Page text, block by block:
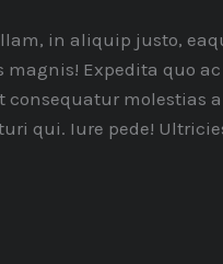
in aliquip justo,
Expedita quo
molestias
qui. Iure pede!